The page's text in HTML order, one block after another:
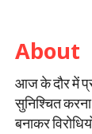
About
आज के दौर में
सुनिश्चित
बनाकर